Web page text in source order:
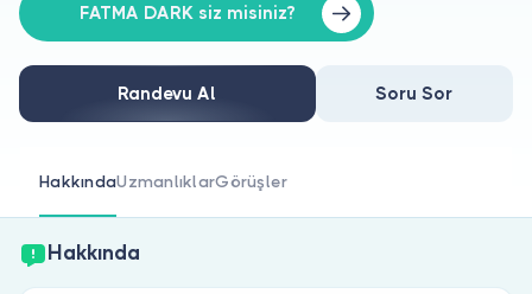
Doktorlar için
Doktor musunuz?
FATMA DARK siz misiniz?
Randevu Al Soru Sor
HakkındaUzmanlıklarGörüşler
Hakkında